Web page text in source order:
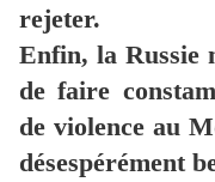
rejeter.
Enfin, la Russie
de faire
de violence au
désespérément